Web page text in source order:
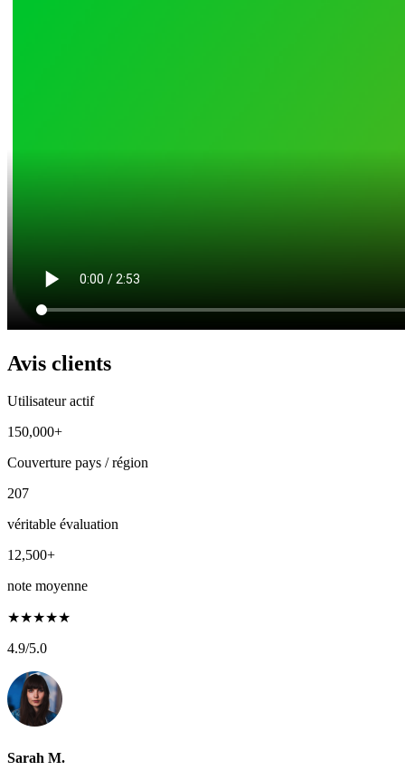
Avis clients
Utilisateur actif
150,000+
Couverture pays / région
207
véritable évaluation
12,500+
note moyenne
★★★★★
4.9/5.0
Sarah M.